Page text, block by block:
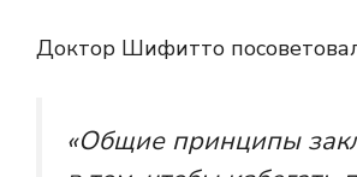
Доктор Шифитто
«Общие принципы